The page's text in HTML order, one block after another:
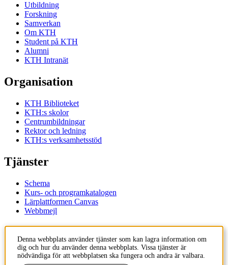
Utbildning
Forskning
Samverkan
Om KTH
Student på KTH
Alumni
KTH Intranät
Organisation
KTH Biblioteket
KTH:s skolor
Centrumbildningar
Rektor och ledning
KTH:s verksamhetsstöd
Tjänster
Schema
Kurs- och programkatalogen
Lärplattformen Canvas
Webbmejl
Kontakt
KTH
100 44 Stockholm
Denna webbplats använder tjänster som kan lagra information om
dig och hur du använder denna webbplats. Vissa tjänster är
nödvändiga för att webbplatsen ska fungera och andra är valbara.